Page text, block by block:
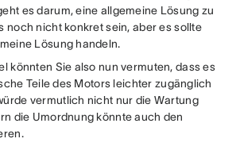
es darum, eine allgemeine Lösung zu
noch nicht konkret sein, aber es sollte
Lösung handeln.
könnten Sie also nun vermuten, dass es
Teile des Motors leichter zugänglich
vermutlich nicht nur die Wartung
die Umordnung könnte auch den